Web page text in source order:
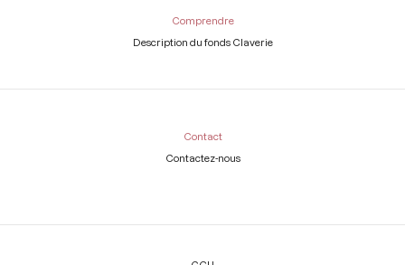
Comprendre
Description du fonds Claverie
Contact
Contactez-nous
Légal